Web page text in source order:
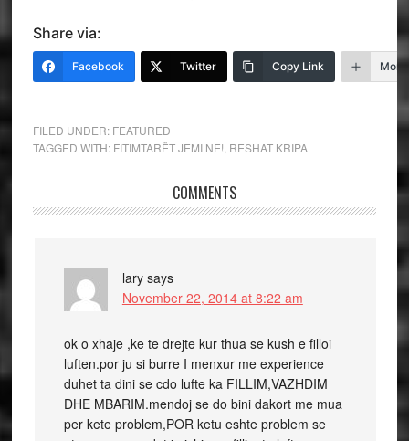
Share via:
Facebook Twitter Copy Link More
FILED UNDER: FEATURED
TAGGED WITH: FITIMTARËT JEMI NE! RESHAT KRIPA
COMMENTS
lary says
November 22, 2014 at 8:22 am
ok o xhaje ,ke te drejte kur thua se kush e filloi
luften.por ju si burre I menxur me experience
duhet ta dini se cdo lufte ka FILLIM,VAZHDIM
DHE MBARIM.mendoj se do bini dakort me mua
per kete problem,POR ketu eshte problem se